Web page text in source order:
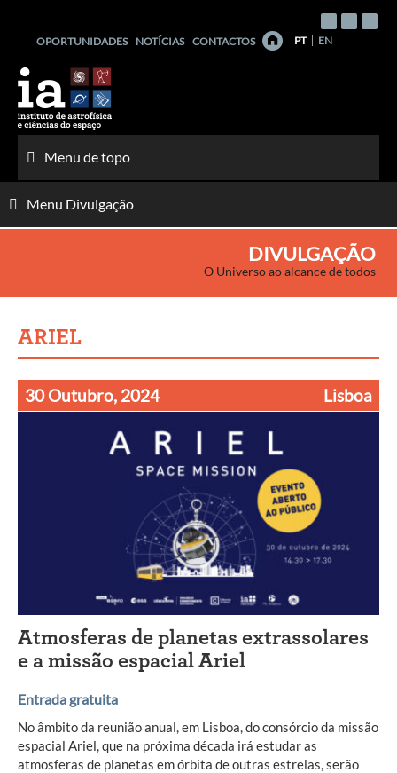
conteúdo
OPORTUNIDADES NOTÍCIAS CONTACTOS PT EN
Menu de topo
Menu Divulgação
DIVULGAÇÃO
O Universo ao alcance de todos
ARIEL
30 Outubro, 2024 Lisboa
Atmosferas de planetas extrassolares
e a missão espacial Ariel
Entrada gratuita
No âmbito da reunião anual, em Lisboa, do consórcio da missão
espacial Ariel, que na próxima década irá estudar as
atmosferas de planetas em órbita de outras estrelas, serão